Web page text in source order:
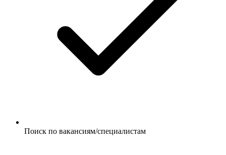
Поиск по вакансиям/специалистам